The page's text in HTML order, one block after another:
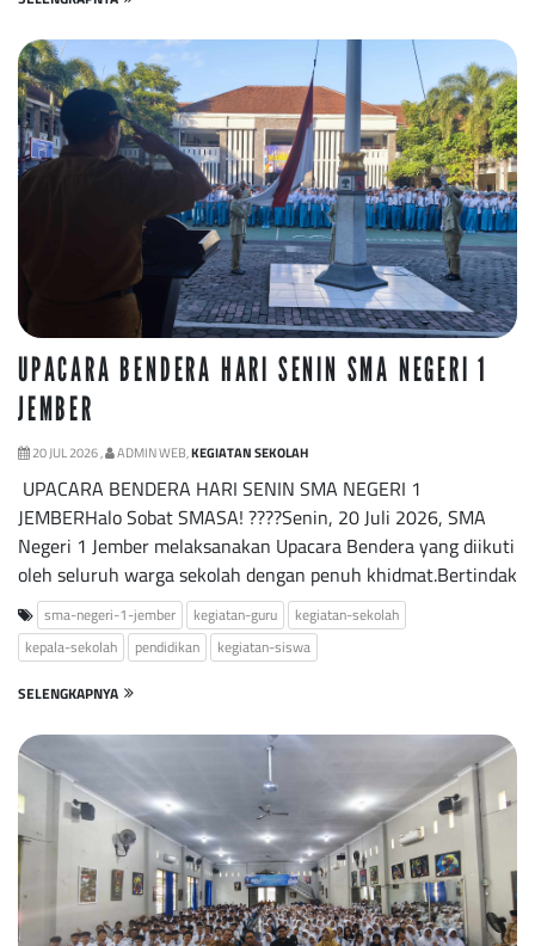
UPACARA BENDERA HARI SENIN SMA NEGERI 1
JEMBER
20 JUL 2026 , ADMIN WEB,KEGIATAN SEKOLAH
UPACARA BENDERA HARI SENIN SMA NEGERI 1
JEMBERHalo Sobat SMASA! ????Senin, 20 Juli 2026, SMA
Negeri 1 Jember melaksanakan Upacara Bendera yang diikuti
oleh seluruh warga sekolah dengan penuh khidmat.Bertindak
sma-negeri-1-jember kegiatan-guru
kegiatan-sekolah
kepala-sekolah
pendidikan kegiatan-siswa
SELENGKAPNYA